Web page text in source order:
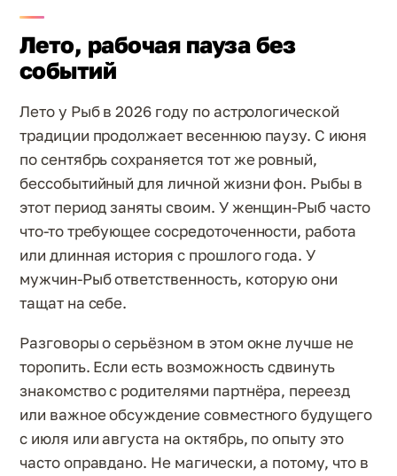
Лето, рабочая пауза без
событий
Лето у Рыб в 2026 году по астрологической
традиции продолжает весеннюю паузу. С июня
по сентябрь сохраняется тот же ровный,
бессобытийный для личной жизни фон. Рыбы в
этот период заняты своим. У женщин-Рыб часто
что-то требующее сосредоточенности, работа
или длинная история с прошлого года. У
мужчин-Рыб ответственность, которую они
тащат на себе.
Разговоры о серьёзном в этом окне лучше не
торопить. Если есть возможность сдвинуть
знакомство с родителями партнёра, переезд
или важное обсуждение совместного будущего
с июля или августа на октябрь, по опыту это
часто оправдано. Не магически, а потому, что в